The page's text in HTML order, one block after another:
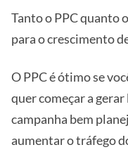
Tanto o PPC quanto
para o crescimento
O PPC é ótimo se
quer começar a
campanha bem
aumentar o tráfego